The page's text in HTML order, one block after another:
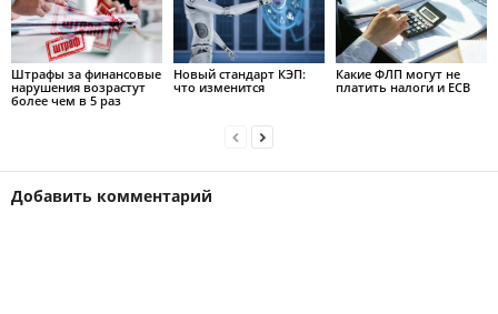
Штрафы за финансовые
нарушения возрастут
более чем в 5 раз
Новый стандарт КЭП:
что изменится
Какие ФЛП могут не
платить налоги и ЕСВ
Добавить комментарий